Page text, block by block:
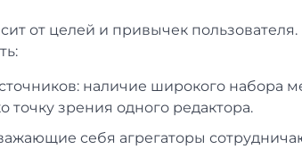
от целей и привычек пользователя.
наличие широкого набора
точку зрения одного редактора.
себя агрегаторы